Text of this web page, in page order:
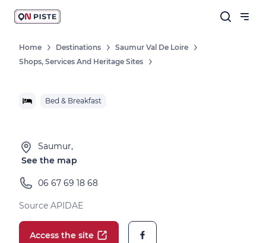
Home Destinations
Saumur Val De Loire
Shops, Services And Heritage Sites
Bed & Breakfast
Saumur,
See the map
06 67 69 18 68
Source APIDAE
Access the site